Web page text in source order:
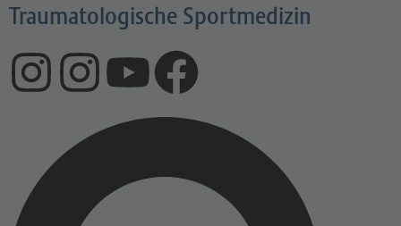
Traumatologische Sportmedizin